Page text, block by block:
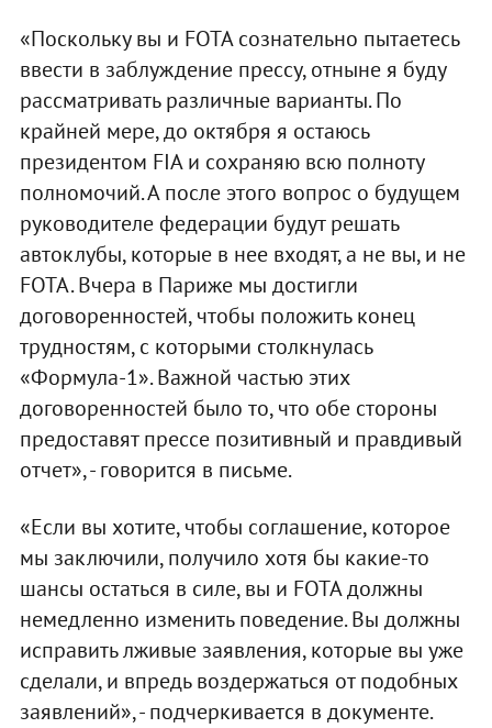
«Поскольку вы и FOTA сознательно пытаетесь
ввести в заблуждение прессу, отныне я буду
рассматривать различные варианты. По
крайней мере, до октября я остаюсь
президентом FIA и сохраняю всю полноту
полномочий. А после этого вопрос о будущем
руководителе федерации будут решать
автоклубы, которые в нее входят, а не вы, и не
FOTA. Вчера в Париже мы достигли
договоренностей, чтобы положить конец
трудностям, с которыми столкнулась
«Формула-1». Важной частью этих
договоренностей было то, что обе стороны
предоставят прессе позитивный и правдивый
отчет», - говорится в письме.
«Если вы хотите, чтобы соглашение, которое
мы заключили, получило хотя бы какие-то
шансы остаться в силе, вы и FOTA должны
немедленно изменить поведение. Вы должны
исправить лживые заявления, которые вы уже
сделали, и впредь воздержаться от подобных
заявлений», - подчеркивается в документе.